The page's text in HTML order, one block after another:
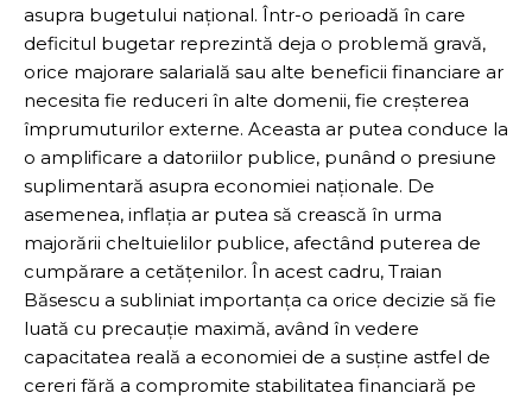
asupra bugetului național. Într-o perioadă în care
deficitul bugetar reprezintă deja o problemă gravă,
orice majorare salarială sau alte beneficii financiare ar
necesita fie reduceri în alte domenii, fie creșterea
împrumuturilor externe. Aceasta ar putea conduce la
o amplificare a datoriilor publice, punând o presiune
suplimentară asupra economiei naționale. De
asemenea, inflația ar putea să crească în urma
majorării cheltuielilor publice, afectând puterea de
cumpărare a cetățenilor. În acest cadru, Traian
Băsescu a subliniat importanța ca orice decizie să fie
luată cu precauție maximă, având în vedere
capacitatea reală a economiei de a susține astfel de
cereri fără a compromite stabilitatea financiară pe